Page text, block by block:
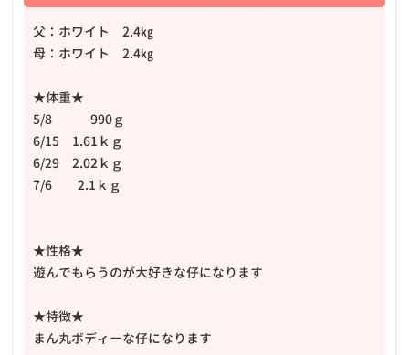
父：ホワイト 2.4㎏
母：ホワイト 2.4㎏
★体重★
5/8 990ｇ
6/15 1.61ｋｇ
6/29 2.02ｋｇ
7/6 2.1ｋｇ
★性格★
遊んでもらうのが大好きな仔になります
★特徴★
まん丸ボディーな仔になります